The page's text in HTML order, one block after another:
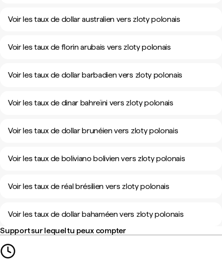
Voir les taux de dollar australien vers zloty polonais
Voir les taux de florin arubais vers zloty polonais
Voir les taux de dollar barbadien vers zloty polonais
Voir les taux de dinar bahreïni vers zloty polonais
Voir les taux de dollar brunéien vers zloty polonais
Voir les taux de boliviano bolivien vers zloty polonais
Voir les taux de réal brésilien vers zloty polonais
Voir les taux de dollar bahaméen vers zloty polonais
Support sur lequel tu peux compter